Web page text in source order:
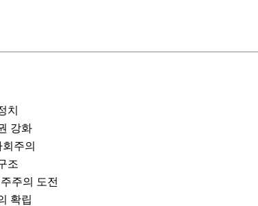
치
강화
주의
조
주의 도전
확립